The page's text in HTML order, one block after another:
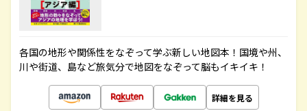
各国の地形や関係性をなぞって学ぶ新しい地図本！国境や州、
川や街道、島など旅気分で地図をなぞって脳もイキイキ！
詳細を見る